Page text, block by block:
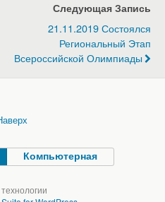
Следующая Запись
21.11.2019 Состоялся
Региональный Этап
Всероссийской Олимпиады
Компьютерная